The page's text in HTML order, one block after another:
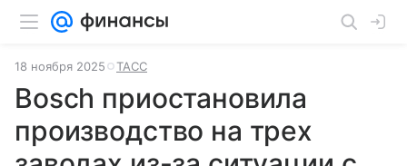
18 ноября 2025 ТАСС
Bosch приостановила
производство на трех